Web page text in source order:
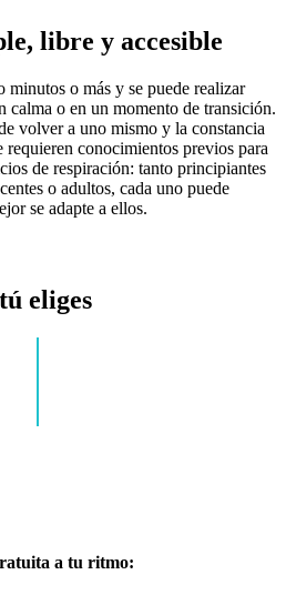
libre y accesible
o más y se puede realizar
calma o en un momento de transición.
volver a uno mismo y la constancia
requieren conocimientos previos para
de respiración: tanto principiantes
o adultos, cada uno puede
se adapte a ellos.
eliges
a tu ritmo: